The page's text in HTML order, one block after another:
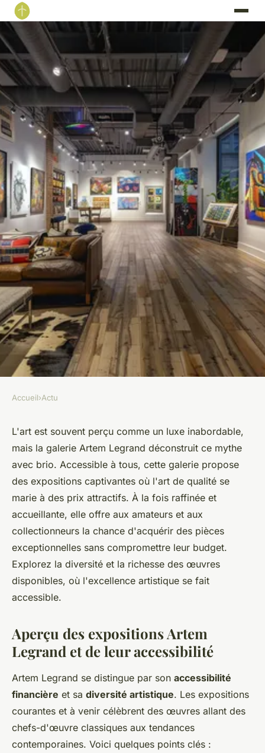
Découvrez la galerie d'art
artem legrand et ses tarifs
abordables
Benjamin•17 juin 2024•3 min de lecture
Accueil›Actu
L'art est souvent perçu comme un luxe inabordable,
mais la galerie Artem Legrand déconstruit ce mythe
avec brio. Accessible à tous, cette galerie propose
des expositions captivantes où l'art de qualité se
marie à des prix attractifs. À la fois raffinée et
accueillante, elle offre aux amateurs et aux
collectionneurs la chance d'acquérir des pièces
exceptionnelles sans compromettre leur budget.
Explorez la diversité et la richesse des œuvres
disponibles, où l'excellence artistique se fait
accessible.
Aperçu des expositions Artem
Legrand et de leur accessibilité
Artem Legrand se distingue par son accessibilité
financière et sa diversité artistique. Les expositions
courantes et à venir célèbrent des œuvres allant des
chefs-d'œuvre classiques aux tendances
contemporaines. Voici quelques points clés :